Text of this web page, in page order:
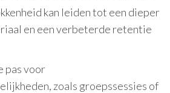
kan leiden tot een dieper
en een verbeterde retentie
pas voor
zoals groepssessies of